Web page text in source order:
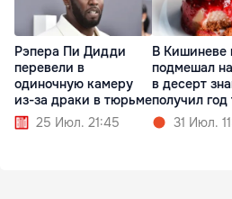
Рэпера Пи Дидди
перевели в
одиночную камеру
из-за драки в тюрьме
25 Июл. 21:45
В Кишиневе
подмешал
в десерт
получил
31 Июл.